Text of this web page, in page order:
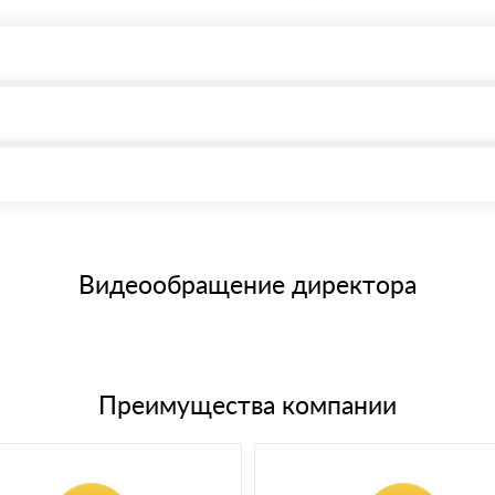
банковским картам
Видеообращение директора
Преимущества компании